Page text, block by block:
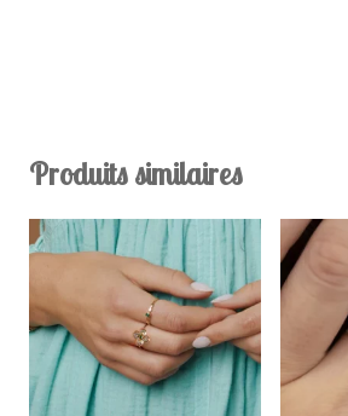
Produits similaires